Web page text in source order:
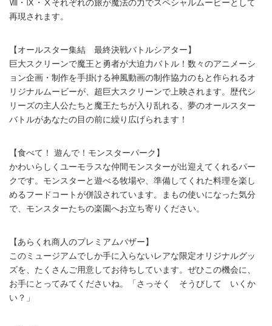
Ⅷ・Ⅸ・Ⅹそれぞれの旅が魔法の力でスペシャルムービーとして
再現されます。
【オールスター集結 最終決戦バトルシアター】
巨大スクリーンで魔王と勇者が大迫力バトル！数々のアニメーシ
ョン企画・制作を手掛ける神風動画の制作協力のもと作られるオ
リジナルムービーが、超巨大スクリーンで上映されます。歴代シ
リーズの主人公たちと魔王たちが入り乱れる、夢のオールスター
バトルがあなたの目の前に繰り広げられます！
【食べて！ 遊んで！モンスターパーク】
かわいらしくユーモラスな仲間モンスターが出迎えてくれるパー
クです。モンスターと遊べる牧場や、準備してくれた料理を楽し
めるフードコートが併設されています。まもの使いになった気分
で、モンスターたちの楽園へお立ち寄りください。
【あらくれ商人のプレミアムバザー】
このミュージアムでしか手に入らないレアな限定オリジナルグッ
ズを、たくさんご用意してお待ちしています。ぜひこの機会に、
お手にとってみてくださいね。「さっそく そうびして いくか
い？」